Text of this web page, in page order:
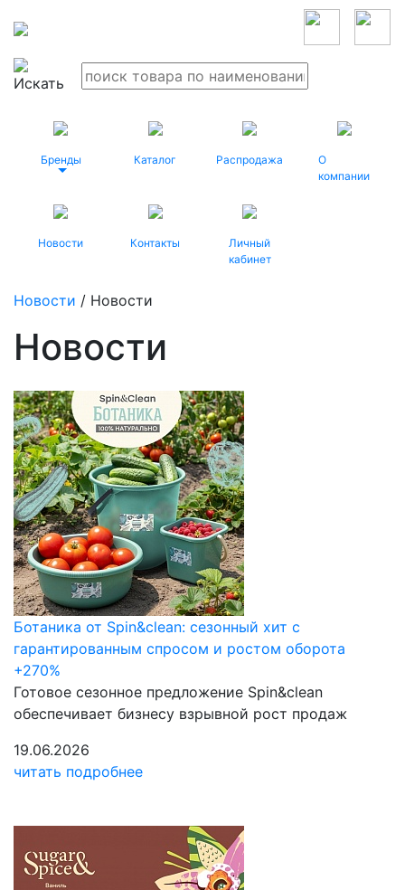
Бренды Каталог Распродажа
О
компании
Новости Контакты
Личный
кабинет
Новости / Новости
Новости
Ботаника от Spin&clean: сезонный хит с
гарантированным спросом и ростом оборота
+270%
Готовое сезонное предложение Spin&clean
обеспечивает бизнесу взрывной рост продаж
19.06.2026
читать подробнее